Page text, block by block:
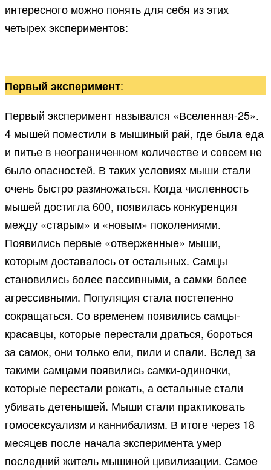
интересного можно понять для себя из этих
четырех экспериментов:
Первый эксперимент:
Первый эксперимент назывался «Вселенная-25».
4 мышей поместили в мышиный рай, где была еда
и питье в неограниченном количестве и совсем не
было опасностей. В таких условиях мыши стали
очень быстро размножаться. Когда численность
мышей достигла 600, появилась конкуренция
между «старым» и «новым» поколениями.
Появились первые «отверженные» мыши,
которым доставалось от остальных. Самцы
становились более пассивными, а самки более
агрессивными. Популяция стала постепенно
сокращаться. Со временем появились самцы-
красавцы, которые перестали драться, бороться
за самок, они только ели, пили и спали. Вслед за
такими самцами появились самки-одиночки,
которые перестали рожать, а остальные стали
убивать детенышей. Мыши стали практиковать
гомосексуализм и каннибализм. В итоге через 18
месяцев после начала эксперимента умер
последний житель мышиной цивилизации. Самое